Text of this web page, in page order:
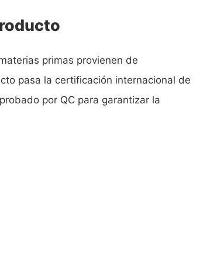
primas provienen de
pasa la certificación internacional de
por QC para garantizar la